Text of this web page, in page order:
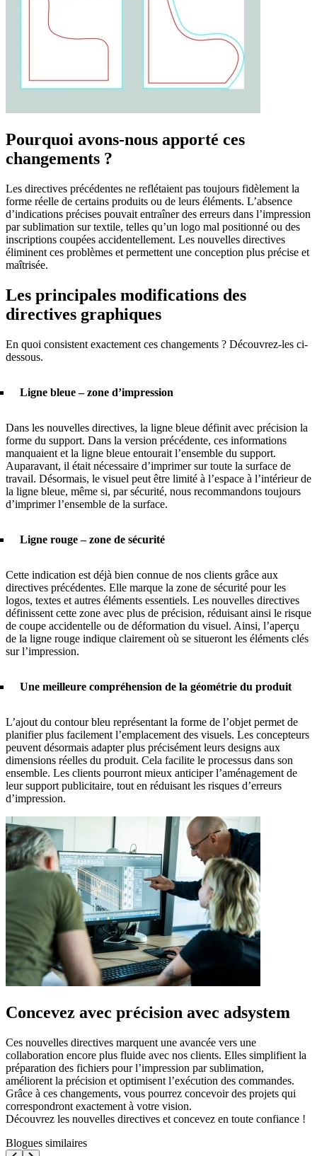
Pourquoi avons-nous apporté ces
changements ?
Les directives précédentes ne reflétaient pas toujours fidèlement la
forme réelle de certains produits ou de leurs éléments. L’absence
d’indications précises pouvait entraîner des erreurs dans l’impression
par sublimation sur textile, telles qu’un logo mal positionné ou des
inscriptions coupées accidentellement. Les nouvelles directives
éliminent ces problèmes et permettent une conception plus précise et
maîtrisée.
Les principales modifications des
directives graphiques
En quoi consistent exactement ces changements ? Découvrez-les ci-
dessous.
Ligne bleue – zone d’impression
Dans les nouvelles directives, la ligne bleue définit avec précision la
forme du support. Dans la version précédente, ces informations
manquaient et la ligne bleue entourait l’ensemble du support.
Auparavant, il était nécessaire d’imprimer sur toute la surface de
travail. Désormais, le visuel peut être limité à l’espace à l’intérieur de
la ligne bleue, même si, par sécurité, nous recommandons toujours
d’imprimer l’ensemble de la surface.
Ligne rouge – zone de sécurité
Cette indication est déjà bien connue de nos clients grâce aux
directives précédentes. Elle marque la zone de sécurité pour les
logos, textes et autres éléments essentiels. Les nouvelles directives
définissent cette zone avec plus de précision, réduisant ainsi le risque
de coupe accidentelle ou de déformation du visuel. Ainsi, l’aperçu
de la ligne rouge indique clairement où se situeront les éléments clés
sur l’impression.
Une meilleure compréhension de la géométrie du produit
L’ajout du contour bleu représentant la forme de l’objet permet de
planifier plus facilement l’emplacement des visuels. Les concepteurs
peuvent désormais adapter plus précisément leurs designs aux
dimensions réelles du produit. Cela facilite le processus dans son
ensemble. Les clients pourront mieux anticiper l’aménagement de
leur support publicitaire, tout en réduisant les risques d’erreurs
d’impression.
Concevez avec précision avec adsystem
Ces nouvelles directives marquent une avancée vers une
collaboration encore plus fluide avec nos clients. Elles simplifient la
préparation des fichiers pour l’impression par sublimation,
améliorent la précision et optimisent l’exécution des commandes.
Grâce à ces changements, vous pourrez concevoir des projets qui
correspondront exactement à votre vision.
Découvrez les nouvelles directives et concevez en toute confiance !
Blogues similaires